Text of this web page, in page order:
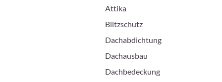
Attika
Blitzschutz
Dachabdichtung
Dachausbau
Dachbedeckung